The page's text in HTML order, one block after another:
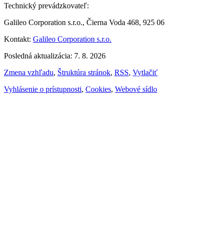
Technický prevádzkovateľ:
Galileo Corporation s.r.o., Čierna Voda 468, 925 06
Kontakt: Galileo Corporation s.r.o.
Posledná aktualizácia: 7. 8. 2026
Zmena vzhľadu, Štruktúra stránok, RSS, Vytlačiť
Vyhlásenie o prístupnosti, Cookies, Webové sídlo